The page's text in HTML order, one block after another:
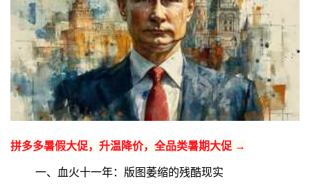
拼多多暑假大促，升温降价，全品类暑期大促 →
一、血火十一年：版图萎缩的残酷现实